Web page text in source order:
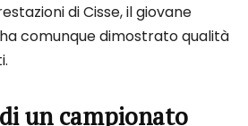
di Cisse, il giovane
comunque dimostrato qualità
un campionato